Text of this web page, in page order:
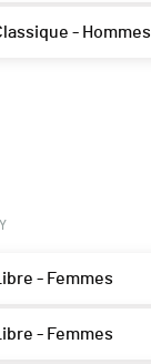
- Hommes
- Femmes
- Femmes